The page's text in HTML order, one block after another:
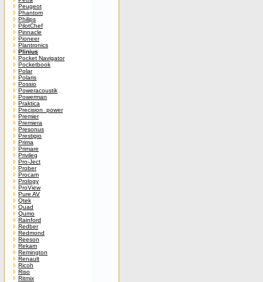
Peugeot
Phantom
Philips
PilotChef
Pinnacle
Pioneer
Plantronics
Plinius
Pocket Navigator
Pocketbook
Polar
Polaris
Possio
Poweracoustik
Powerman
Praktica
Precision_power
Premier
Premiera
Presonus
Prestigio
Prima
Primare
Privileg
Pro-Ject
Prober
Procam
Prology
ProView
Pure AV
Qtek
Quad
Qumo
Rainford
Redber
Redmond
Reeson
Rekam
Remington
Renault
Ricoh
Riso
Ritmix